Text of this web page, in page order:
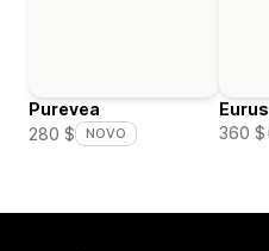
Purevea
280 $
NOVO
Eurus
360 $